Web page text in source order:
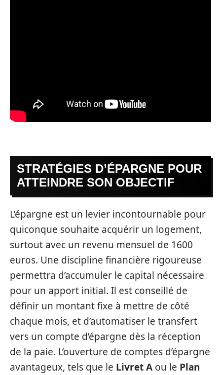
STRATÉGIES D’ÉPARGNE POUR
ATTEINDRE SON OBJECTIF
L’épargne est un levier incontournable pour
quiconque souhaite acquérir un logement,
surtout avec un revenu mensuel de 1600
euros. Une discipline financière rigoureuse
permettra d’accumuler le capital nécessaire
pour un apport initial. Il est conseillé de
définir un montant fixe à mettre de côté
chaque mois, et d’automatiser le transfert
vers un compte d’épargne dès la réception
de la paie. L’ouverture de comptes d’épargne
avantageux, tels que le Livret A ou le Plan